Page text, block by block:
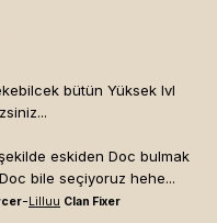
bütün Yüksek lvl
eskiden Doc bulmak
bile seçiyoruz hehe...
- Lilluu Clan Fixer